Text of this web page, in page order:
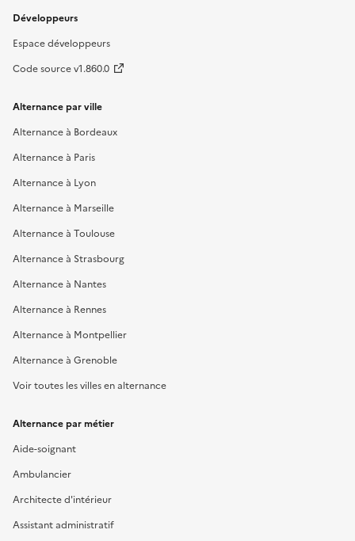
Développeurs
Espace développeurs
Code source v1.860.0
Alternance par ville
Alternance à Bordeaux
Alternance à Paris
Alternance à Lyon
Alternance à Marseille
Alternance à Toulouse
Alternance à Strasbourg
Alternance à Nantes
Alternance à Rennes
Alternance à Montpellier
Alternance à Grenoble
Voir toutes les villes en alternance
Alternance par métier
Aide-soignant
Ambulancier
Architecte d'intérieur
Assistant administratif